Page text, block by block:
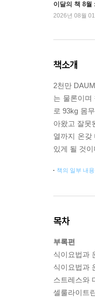
이달의 책 8월
2026년 08월
책소개
2천만
는 물론이며
로 93kg 몸
아왔고 잘못
열까지 온갖
있게 될 것이
책의 일부 내
목차
부록편
식이요법과
식이요법과
스트레스와
셀룰라이트